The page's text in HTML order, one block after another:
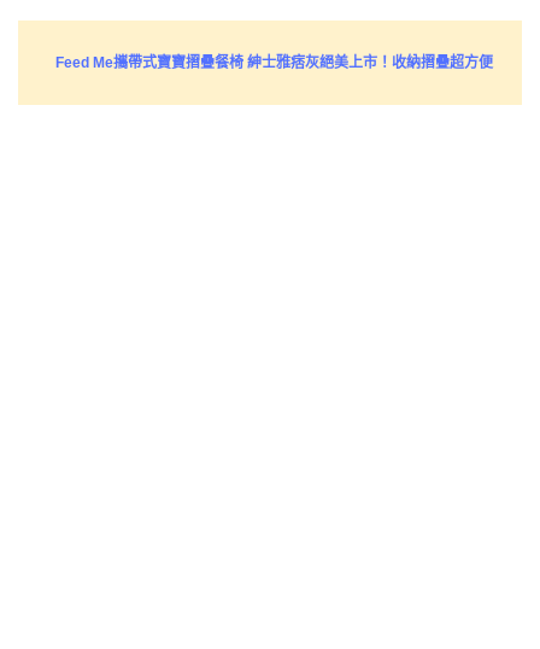
Feed Me攜帶式寶寶摺疊餐椅 紳士雅痞灰絕美上市！收納摺疊超方便